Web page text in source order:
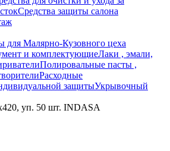
Средства защиты салона
для Малярно-Кузовного цеха
и комплектующиеЛаки , эмали,
Полировальные пасты ,
Расходные
защитыУкрывочный
уп. 50 шт. INDASA